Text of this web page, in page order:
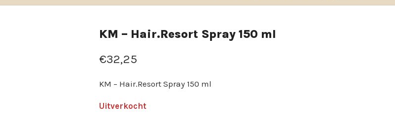
KM – Hair.Resort Spray 150 ml
€32,25
KM – Hair.Resort Spray 150 ml
Uitverkocht